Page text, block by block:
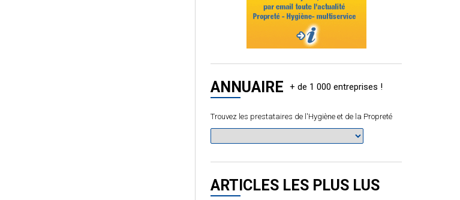
ANNUAIRE
Trouvez les prestataires de l'Hygiène et de la Propreté
ARTICLES LES PLUS LUS